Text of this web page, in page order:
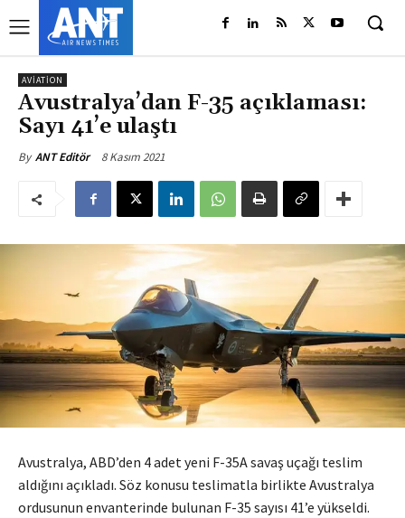
AVIATION
Avustralya’dan F-35 açıklaması:
Sayı 41’e ulaştı
By ANT Editör 8 Kasım 2021
Avustralya, ABD’den 4 adet yeni F-35A savaş uçağı teslim
aldığını açıkladı. Söz konusu teslimatla birlikte Avustralya
ordusunun envanterinde bulunan F-35 sayısı 41’e yükseldi.